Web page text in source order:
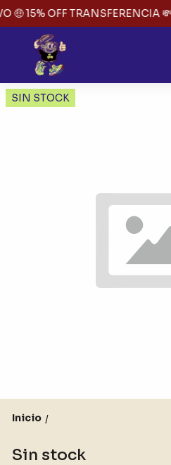
🤑 15% OFF TRANSFERENCIA 💸
SIN STOCK
Inicio /
Sin stock